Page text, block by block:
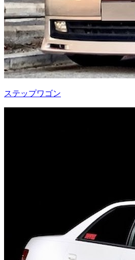
ステップワゴン